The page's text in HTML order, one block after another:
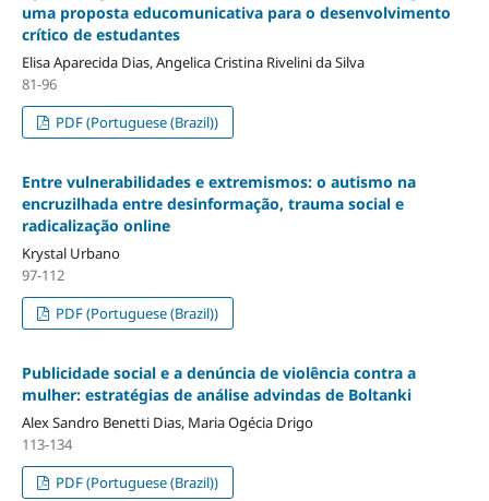
uma proposta educomunicativa para o desenvolvimento
crítico de estudantes
Elisa Aparecida Dias, Angelica Cristina Rivelini da Silva
81-96
PDF (Portuguese (Brazil))
Entre vulnerabilidades e extremismos: o autismo na
encruzilhada entre desinformação, trauma social e
radicalização online
Krystal Urbano
97-112
PDF (Portuguese (Brazil))
Publicidade social e a denúncia de violência contra a
mulher: estratégias de análise advindas de Boltanki
Alex Sandro Benetti Dias, Maria Ogécia Drigo
113-134
PDF (Portuguese (Brazil))